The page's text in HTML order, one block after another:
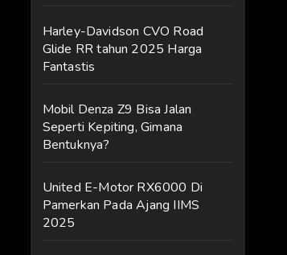
Harley-Davidson CVO Road
Glide RR tahun 2025 Harga
Fantastis
Mobil Denza Z9 Bisa Jalan
Seperti Kepiting, Gimana
Bentuknya?
United E-Motor RX6000 Di
Pamerkan Pada Ajang IIMS
2025